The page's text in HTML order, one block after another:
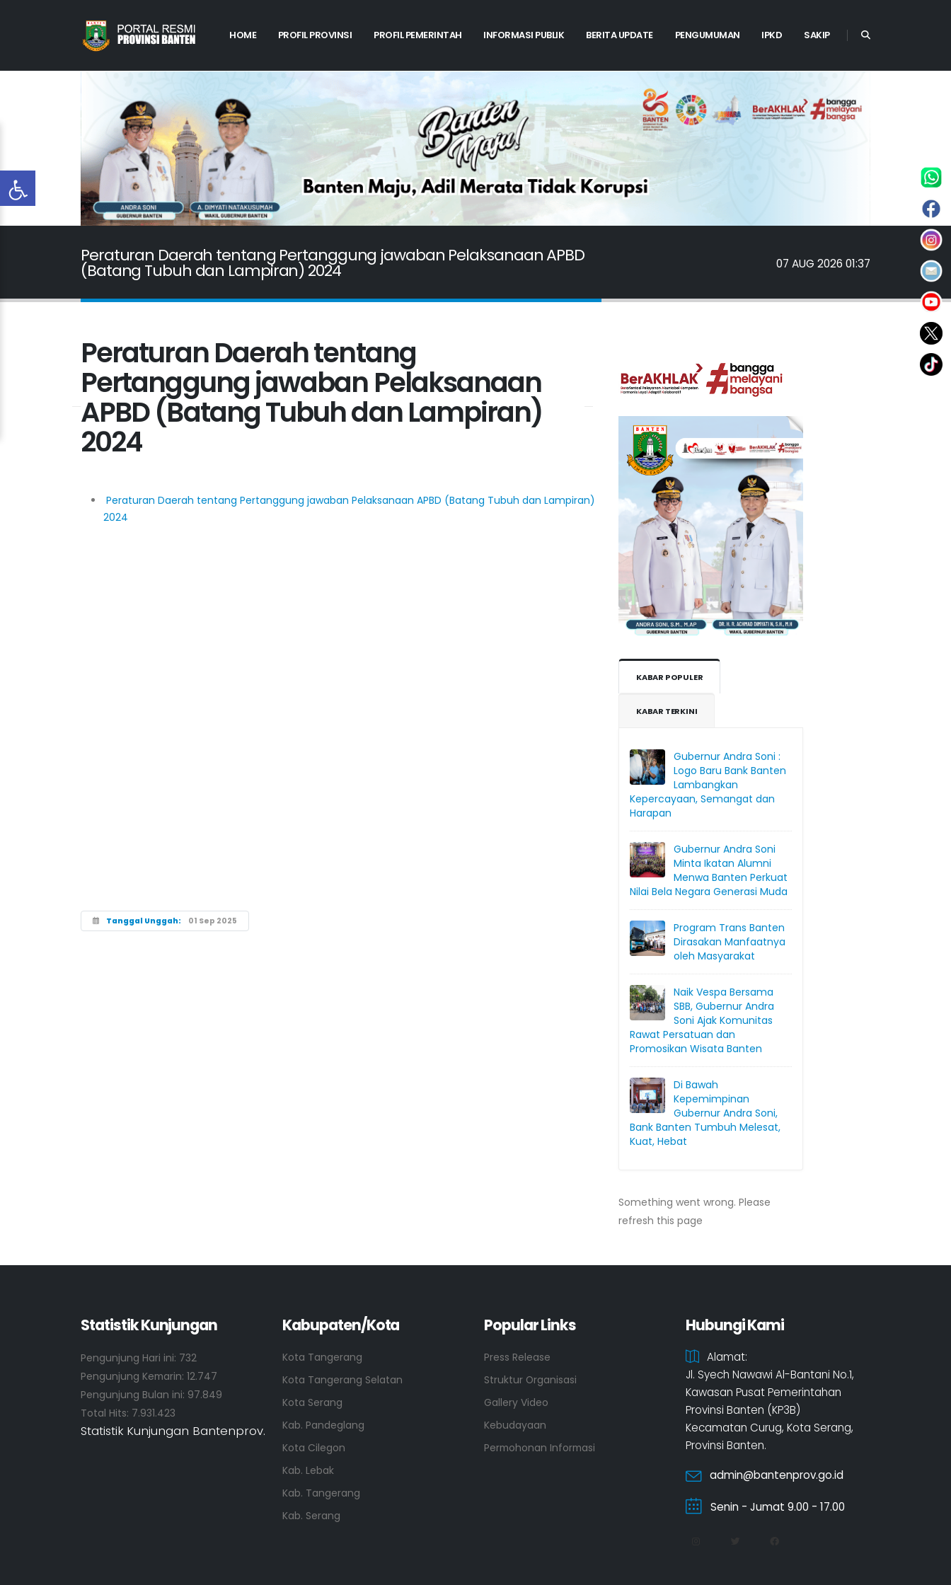
HOME PROFIL PROVINSI PROFIL PEMERINTAH INFORMASI PUBLIK BERITA UPDATE PENGUMUMAN IPKD SAKIP
Peraturan Daerah tentang Pertanggung jawaban Pelaksanaan APBD
(Batang Tubuh dan Lampiran) 2024 07 AUG 2026 01:37
Peraturan Daerah tentang
Pertanggung jawaban Pelaksanaan
APBD (Batang Tubuh dan Lampiran)
2024
Peraturan Daerah tentang Pertanggung jawaban Pelaksanaan APBD (Batang Tubuh dan Lampiran)
2024
Tanggal Unggah: 01 Sep 2025
KABAR POPULER
KABAR TERKINI
Gubernur Andra Soni :
Logo Baru Bank Banten
Lambangkan
Kepercayaan, Semangat dan
Harapan
Gubernur Andra Soni
Minta Ikatan Alumni
Menwa Banten Perkuat
Nilai Bela Negara Generasi Muda
Program Trans Banten
Dirasakan Manfaatnya
oleh Masyarakat
Naik Vespa Bersama
SBB, Gubernur Andra
Soni Ajak Komunitas
Rawat Persatuan dan
Promosikan Wisata Banten
Di Bawah
Kepemimpinan
Gubernur Andra Soni,
Bank Banten Tumbuh Melesat,
Kuat, Hebat
Something went wrong. Please
refresh this page
Statistik Kunjungan
Pengunjung Hari ini: 732
Pengunjung Kemarin: 12.747
Pengunjung Bulan ini: 97.849
Total Hits: 7.931.423
Statistik Kunjungan Bantenprov.
Kabupaten/Kota
Kota Tangerang
Kota Tangerang Selatan
Kota Serang
Kab. Pandeglang
Kota Cilegon
Kab. Lebak
Kab. Tangerang
Kab. Serang
Popular Links
Press Release
Struktur Organisasi
Gallery Video
Kebudayaan
Permohonan Informasi
Hubungi Kami
Alamat:
Jl. Syech Nawawi Al-Bantani No.1,
Kawasan Pusat Pemerintahan
Provinsi Banten (KP3B)
Kecamatan Curug, Kota Serang,
Provinsi Banten.
admin@bantenprov.go.id
Senin - Jumat 9.00 - 17.00